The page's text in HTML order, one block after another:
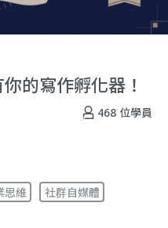
的寫作孵化器！
468 位學員
思維 社群自媒體